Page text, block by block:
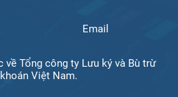
Email
về Tổng công ty Lưu ký và Bù trừ
Việt Nam.